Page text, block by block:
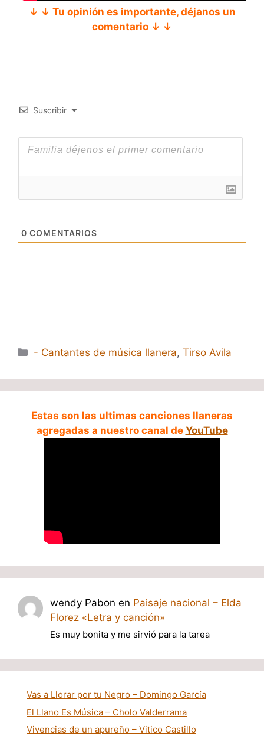
↓ ↓ Tu opinión es importante, déjanos un
comentario ↓ ↓
Suscribir
0 COMENTARIOS
Categorías
- Cantantes de música llanera,Tirso Avila
Estas son las ultimas canciones llaneras
agregadas a nuestro canal de YouTube
wendy Pabon en Paisaje nacional – Elda
Florez «Letra y canción»
Es muy bonita y me sirvió para la tarea
Vas a Llorar por tu Negro – Domingo García
El Llano Es Música – Cholo Valderrama
Vivencias de un apureño – Vitico Castillo